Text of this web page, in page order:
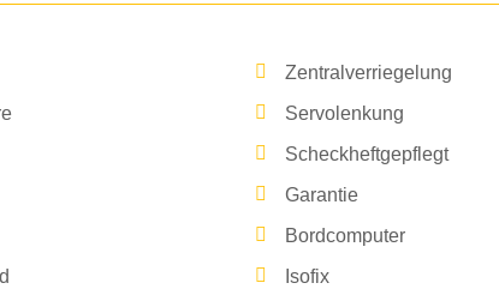
Zentralverriegelung
Servolenkung
Scheckheftgepflegt
Garantie
Bordcomputer
Isofix